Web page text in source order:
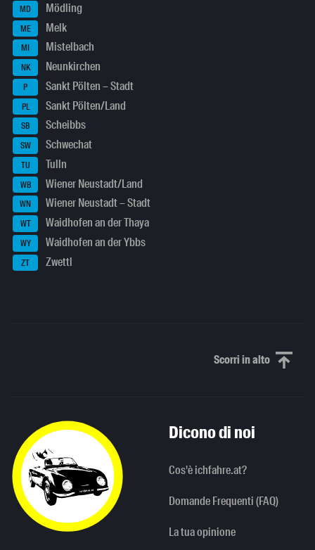
MD Mödling
ME Melk
MI Mistelbach
NK Neunkirchen
P Sankt Pölten – Stadt
PL Sankt Pölten/Land
SB Scheibbs
SW Schwechat
TU Tulln
WB Wiener Neustadt/Land
WN Wiener Neustadt – Stadt
WT Waidhofen an der Thaya
WY Waidhofen an der Ybbs
ZT Zwettl
Scorri in altoScorri in alto
Dicono di noi
Cos'è ichfahre.at?
Domande Frequenti (FAQ)
La tua opinione